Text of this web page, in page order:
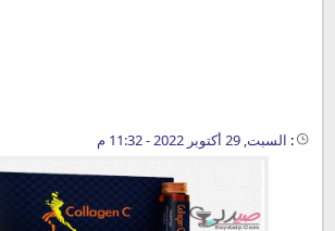
: السبت, 29 أكتوبر 2022 - 11:32 م